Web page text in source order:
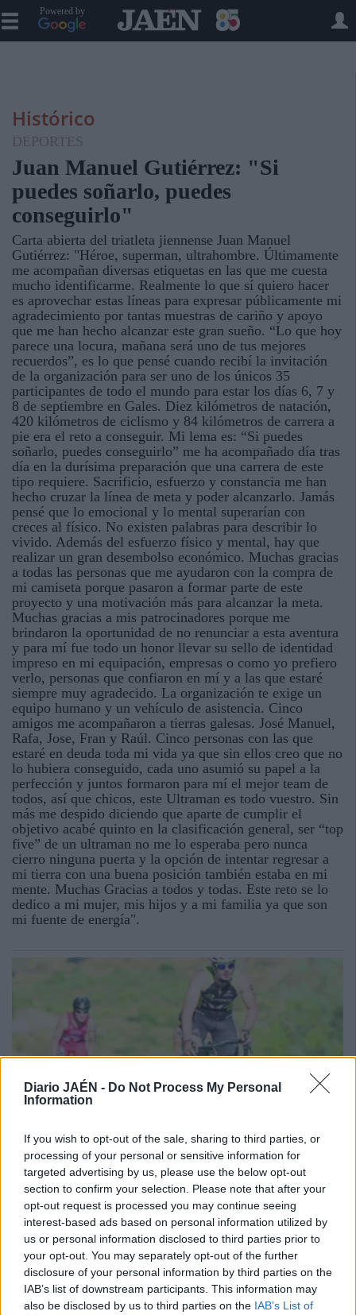
Diario JAÉN - Do Not Process My Personal
Information
If you wish to opt-out of the sale, sharing to third parties, or
processing of your personal or sensitive information for
targeted advertising by us, please use the below opt-out
section to confirm your selection. Please note that after your
opt-out request is processed you may continue seeing
interest-based ads based on personal information utilized by
us or personal information disclosed to third parties prior to
your opt-out. You may separately opt-out of the further
disclosure of your personal information by third parties on the
IAB’s list of downstream participants. This information may
also be disclosed by us to third parties on the IAB’s List of
Powered by
Histórico
DEPORTES
Juan Manuel Gutiérrez: "Si
puedes soñarlo, puedes
conseguirlo"
Carta abierta del triatleta jiennense Juan Manuel
Gutiérrez: "Héroe, superman, ultrahombre. Últimamente
me acompañan diversas etiquetas en las que me cuesta
mucho identificarme. Realmente lo que sí quiero hacer
es aprovechar estas líneas para expresar públicamente mi
agradecimiento por tantas muestras de cariño y apoyo
que me han hecho alcanzar este gran sueño. “Lo que hoy
parece una locura, mañana será uno de tus mejores
recuerdos”, es lo que pensé cuando recibí la invitación
de la organización para ser uno de los únicos 35
participantes de todo el mundo para estar los días 6, 7 y
8 de septiembre en Gales. Diez kilómetros de natación,
420 kilómetros de ciclismo y 84 kilómetros de carrera a
pie era el reto a conseguir. Mi lema es: “Si puedes
soñarlo, puedes conseguirlo” me ha acompañado día tras
día en la durísima preparación que una carrera de este
tipo requiere. Sacrificio, esfuerzo y constancia me han
hecho cruzar la línea de meta y poder alcanzarlo. Jamás
pensé que lo emocional y lo mental superarían con
creces al físico. No existen palabras para describir lo
vivido. Además del esfuerzo físico y mental, hay que
realizar un gran desembolso económico. Muchas gracias
a todas las personas que me ayudaron con la compra de
mi camiseta porque pasaron a formar parte de este
proyecto y una motivación más para alcanzar la meta.
Muchas gracias a mis patrocinadores porque me
brindaron la oportunidad de no renunciar a esta aventura
y para mí fue todo un honor llevar su sello de identidad
impreso en mi equipación, empresas o como yo prefiero
verlo, personas que confiaron en mí y a las que estaré
siempre muy agradecido. La organización te exige un
equipo humano y un vehículo de asistencia. Cinco
amigos me acompañaron a tierras galesas. José Manuel,
Rafa, Jose, Fran y Raúl. Cinco personas con las que
estaré en deuda toda mi vida ya que sin ellos creo que no
lo hubiera conseguido, cada uno asumió su papel a la
perfección y juntos formaron para mí el mejor team de
todos, así que chicos, este Ultraman es todo vuestro. Sin
más me despido diciendo que aparte de cumplir el
objetivo acabé quinto en la clasificación general, ser “top
five” de un ultraman no me lo esperaba pero nunca
cierro ninguna puerta y la opción de intentar regresar a
mi tierra con una buena posición también estaba en mi
mente. Muchas Gracias a todos y todas. Este reto se lo
dedico a mi mujer, mis hijos y a mi familia ya que son
mi fuente de energía".
18 SEP 2014 / 10:41 H.